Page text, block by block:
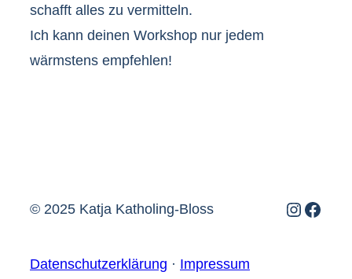
schafft alles zu vermitteln.
Ich kann deinen Workshop nur jedem
wärmstens empfehlen!
© 2025 Katja Katholing-Bloss
Datenschutzerklärung · Impressum